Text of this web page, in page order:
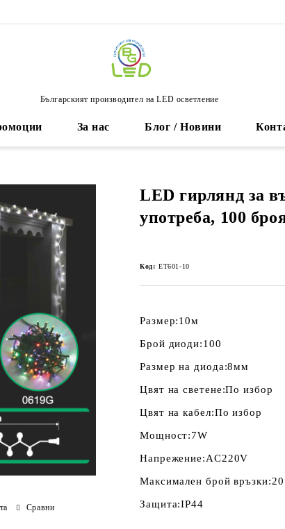
Българският производител на LED осветление
За нас Блог / Новини
LED гирлянд за
употреба, 100
Код: ET601-10
Размер:10м
Брой диоди:100
Размер на диода:8мм
Цвят на светене:По избор
Цвят на кабел:По избор
Мощност:7W
Напрежение:AC220V
Максимален брой връзки:20
Защита:IP44
Сравни